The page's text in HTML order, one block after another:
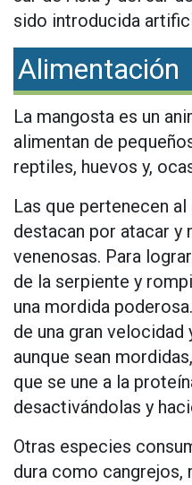
sido introducida
Alimentación
La mangosta es un
alimentan de
reptiles, huevos y,
Las que pertenecen
destacan por atacar y
venenosas. Para
de la serpiente y
una mordida
de una gran velocidad
aunque sean
que se une a la
desactivándolas y
Otras especies
dura como cangrejos,